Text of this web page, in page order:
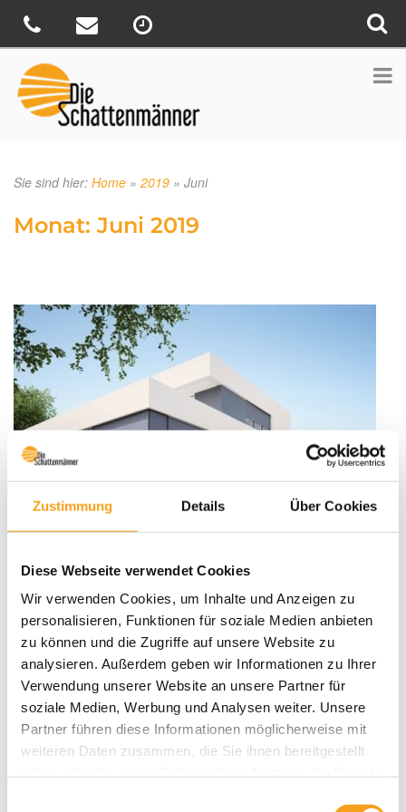
Zustimmung Details Über Cookies
Diese Webseite verwendet Cookies
Wir verwenden Cookies, um Inhalte und Anzeigen zu
personalisieren, Funktionen für soziale Medien anbieten
zu können und die Zugriffe auf unsere Website zu
analysieren. Außerdem geben wir Informationen zu Ihrer
Verwendung unserer Website an unsere Partner für
soziale Medien, Werbung und Analysen weiter. Unsere
Partner führen diese Informationen möglicherweise mit
weiteren Daten zusammen, die Sie ihnen bereitgestellt
Sie sind hier: Home » 2019 » Juni
Monat: Juni 2019
Der perfekte Sonnenschutz für heiße Tage
am
28. Juni 2019
Mit steigenden Temperaturen steigt auch die Nachfrage nach
einem effektiven Sonnenschutz. Lassen Sie die Wärme erst gar
nicht in Ihre vier Räume, sondern schützen Sie Ihre Glasfronten
direkt mit einem außenliegenden Sonnenschutzprodukt. Egal ob